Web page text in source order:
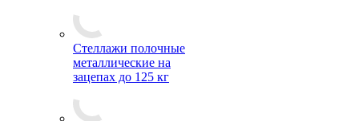
Стеллажи полочные
металлические на
зацепах до 125 кг